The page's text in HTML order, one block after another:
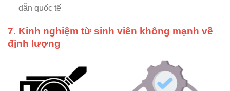
dẫn quốc tế
7. Kinh nghiệm từ sinh viên không mạnh về
định lượng